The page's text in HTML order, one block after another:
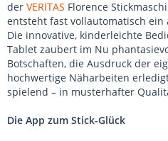
der VERITAS Florence
entsteht fast vollautomatisch ein
Die innovative, kinderleichte
Tablet zaubert im Nu
Botschaften, die Ausdruck der
hochwertige Näharbeiten
spielend – in musterhafter
Die App zum Stick-Glück